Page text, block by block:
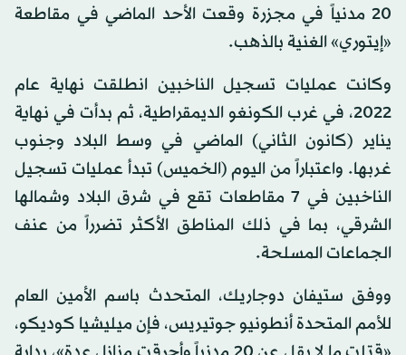
20 مدنياً في مجزرة وقعت الأحد الماضي في مقاطعة
«إيتوري» الغنية بالذهب.
وكانت عمليات تسجيل الناخبين انطلقت نهاية عام
2022، في غرب الكونغو الديمقراطية، ثم بدأت في نهاية
يناير (كانون الثاني) الماضي في وسط البلاد وجنوب
غربها. واعتباراً من اليوم (الخميس) تبدأ عمليات تسجيل
الناخبين في 7 مقاطعات تقع في شرق البلاد وشمالها
الشرقي، بما في ذلك المناطق الأكثر تضرراً من عنف
الجماعات المسلحة.
ووفق ستيفان دوجاريك، المتحدث باسم الأمين العام
للأمم المتحدة أنطونيو جوتيريس، فإن ميليشيا كوديكو،